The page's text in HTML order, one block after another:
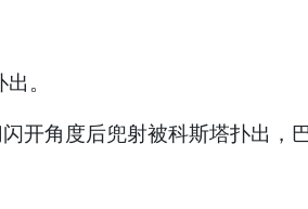
。
开角度后兜射被科斯塔扑出，